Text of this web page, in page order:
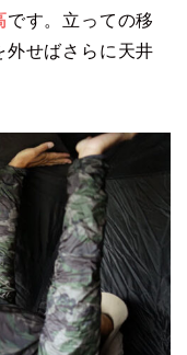
です。立っての移
外せばさらに天井